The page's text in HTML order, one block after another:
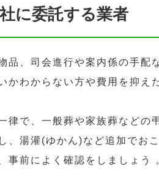
に委託する業者
品、司会進行や案内係の手配
かわからない方や費用を抑え
律で、一般葬や家族葬などの
、湯灌(ゆかん)など追加でお
事前によく確認をしましょう